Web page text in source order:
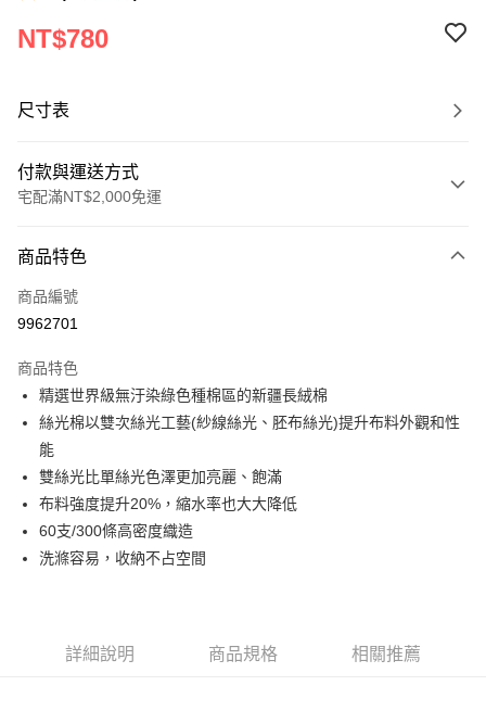
NT$780
尺寸表
付款與運送方式
宅配滿NT$2,000免運
信用卡一次付款
信用卡分期付款
合作金庫商業銀行
華南商業銀行
彰化商業銀行
上海商業儲蓄銀行
台北富邦商業銀行
國泰世華商業銀行
臺灣中小企業銀行
台中商業銀行
匯豐（台灣）商業銀行
華泰商業銀行
聯邦商業銀行
遠東國際商業銀行
元大商業銀行
玉山商業銀行
6 期 0 利率 每期
華南商業銀行
彰化商業銀行
上海商業儲蓄銀行
國泰世華商業銀行
兆豐國際商業銀行
臺灣中小企業銀行
台中商業銀行
匯豐（台灣）商業銀行
聯邦商業銀行
元大商業銀行
LINE Pay
Apple Pay
悠遊付
Google Pay
非床墊商品，一般宅配
商品特色
商品編號
9962701
商品特色
精選世界級無汙染綠色種棉區的新疆長絨棉
絲光棉以雙次絲光工藝(紗線絲光、胚布絲光)提升布料外觀和性
能
雙絲光比單絲光色澤更加亮麗、飽滿
布料強度提升20%，縮水率也大大降低
60支/300條高密度織造
洗滌容易，收納不占空間
詳細說明 商品規格 相關推薦